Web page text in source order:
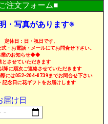
注文フォーム■
・写真があります※
休日：日・祝日です。
・お電話・メールにてお問合せ下さい。
のお知らせ◆◆
させていただきます
に順次ご連絡させていただきます
には052-204-8739までお問合せ下さい
念日に花ギフトをお届けします
け日